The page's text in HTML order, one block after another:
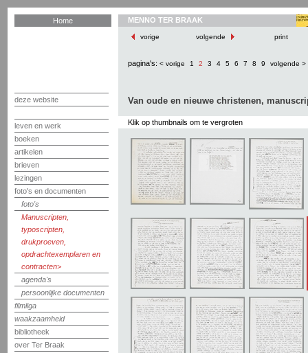
Home
deze website
leven en werk
boeken
artikelen
brieven
lezingen
foto's en documenten
foto's
Manuscripten,
typoscripten,
drukproeven,
opdrachtexemplaren en
contracten
agenda's
persoonlijke documenten
filmliga
waakzaamheid
bibliotheek
over Ter Braak
MENNO TER BRAAK
vorige volgende print
pagina's: < vorige 1 2 3 4 5 6 7 8 9 volgende >
Van oude en nieuwe christenen,
Klik op thumbnails om te vergroten